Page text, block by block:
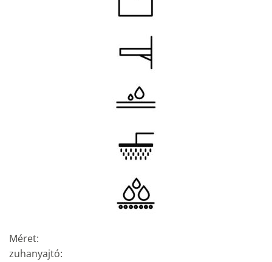
Méret:
zuhanyajtó: